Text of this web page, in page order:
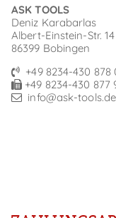
ASK TOOLS
Deniz Karabarlas
Albert-Einstein-Str. 14
86399 Bobingen
+49 8234-430 878
+49 8234-430 877
info@ask-tools.de